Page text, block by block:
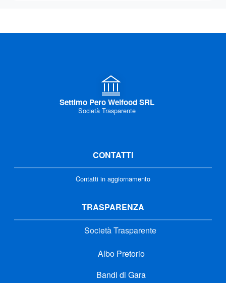
Settimo Pero Welfood SRL
Società Trasparente
CONTATTI
Contatti in aggiornamento
TRASPARENZA
Società Trasparente
Albo Pretorio
Bandi di Gara